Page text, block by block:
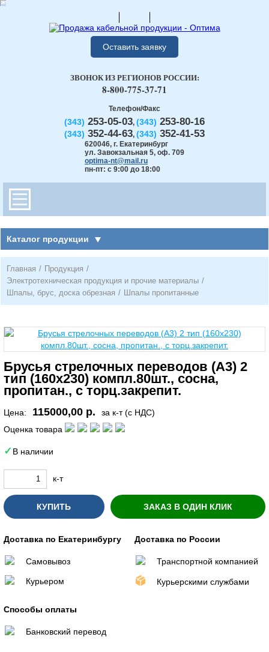
Оставить заявку
Телефон/Факс
(343) 253-05-03, (343) 253-80-16
(343) 352-44-63, (343) 352-41-53
620046, г. Екатеринбург
ул. Завокзальная 5, оф. 709
optima-nt@mail.ru
пн-пт: с 9:00 до 18:00
ЗВОНОК ИЗ РЕГИОНОВ РОССИИ:
8-800-775-37-71
Каталог продукции
Главная / Продукция /
Электротехническая продукция и прочие материалы /
Шпалы, брус, доска обрезная / Шпалы пропитанные
Брусья стрелочных переводов (А3) 2
тип (160х230) компл.80шт., сосна,
пропитан., с торц.закрепит.
Цена: 115000,00 р.
за к-т (с НДС)
Оценка товара
В наличии
к-т
КУПИТЬ ЗАКАЗ В ОДИН КЛИК
Доставка по Екатеринбургу
Самовывоз
Курьером
Доставка по России
Транспортной компанией
Курьерскими службами
Способы оплаты
Банковский перевод